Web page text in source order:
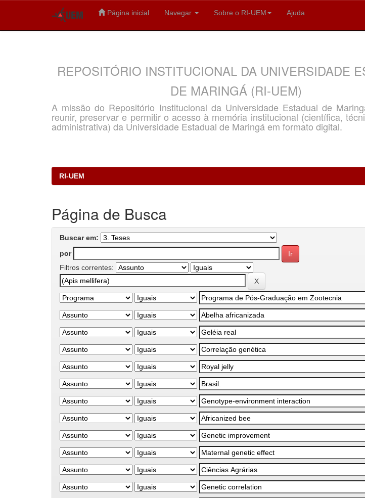
Página inicial Navegar Sobre o RI-UEM Ajuda
REPOSITÓRIO INSTITUCIONAL DA UNIVERSIDADE
DE MARINGÁ (RI-UEM)
A missão do Repositório Institucional da Universidade Estadual de
reunir, preservar e permitir o acesso à memória institucional (científica,
administrativa) da Universidade Estadual de Maringá em formato digital.
RI-UEM
Página de Busca
Buscar em:
por
Filtros correntes: